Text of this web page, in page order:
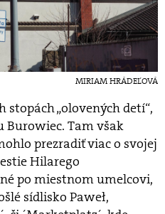
MIRIAM HRÁDEĽOVÁ
„olovených detí“,
Burowiec. Tam však
prezradiť viac o svojej
Hilarego
po miestnom umelcovi,
sídlisko Paweł,